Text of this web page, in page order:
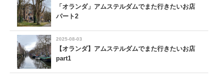
「オランダ」アムステルダムでまた行きたいお店
パート2
2025-08-03
【オランダ】アムステルダムでまた行きたいお店
part1